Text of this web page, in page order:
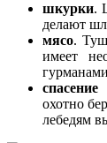
шкурки.
делают
мясо.
имеет
охотно
лебедям